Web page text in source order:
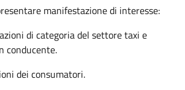
manifestazione di interesse:
di categoriadel settore taxi e
conducente.
dei consumatori.